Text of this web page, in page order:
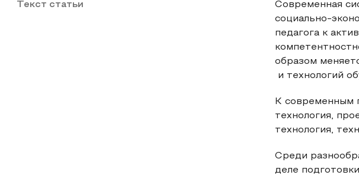
Текст статьи
Современная
социально-
педагога к
образом
и технологий
К современным
технология,
технология,
Среди
деле